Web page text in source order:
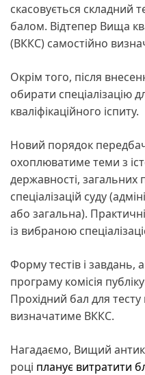
скасовується складний
балом. Відтепер Вища
(ВККС) самостійно
Окрім того, після
обирати спеціалізацію
кваліфікаційного іспиту.
Новий порядок
охоплюватиме теми з
державності,
спеціалізацій суду
або загальна).
із вибраною
Форму тестів і завдань,
програму комісія
Прохідний бал для тесту
визначатиме ВККС.
Нагадаємо, Вищий
році планує витратити